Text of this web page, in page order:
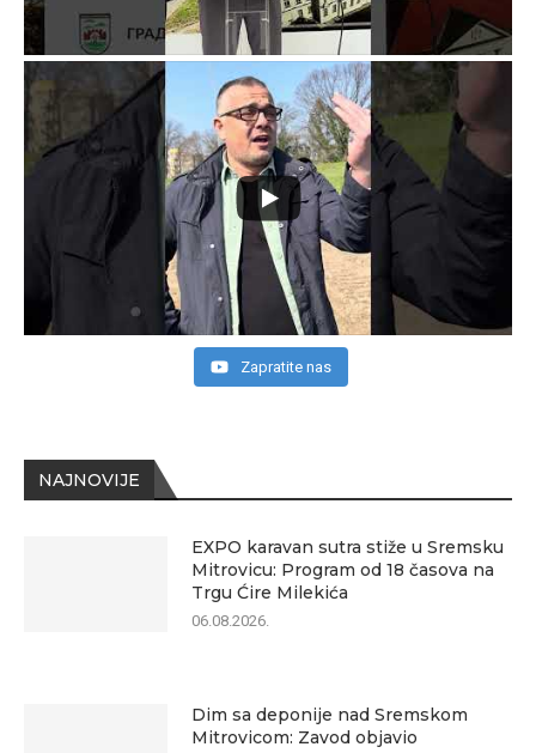
NAJNOVIJE
EXPO karavan sutra stiže u Sremsku
Mitrovicu: Program od 18 časova na
Trgu Ćire Milekića
06.08.2026.
Dim sa deponije nad Sremskom
Mitrovicom: Zavod objavio
Zapratite nas